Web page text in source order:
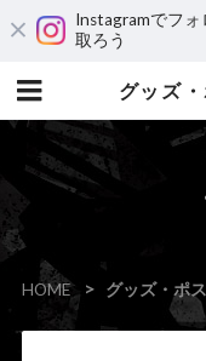
Instagramでフ
取ろう
グッズ
HOME グッズ・ポ